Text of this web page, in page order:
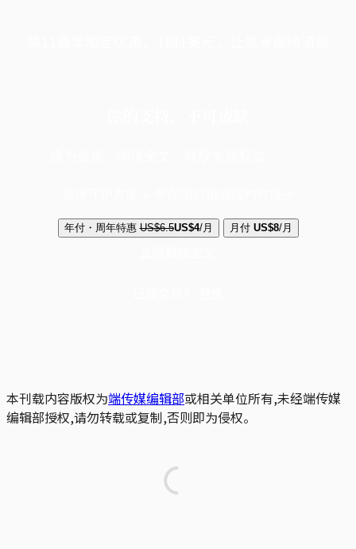
年付・周年特惠 US$6.5US$4/月 月付 US$8/月
本刊载内容版权为端传媒编辑部或相关单位所有,未经端传媒
编辑部授权,请勿转载或复制,否则即为侵权。